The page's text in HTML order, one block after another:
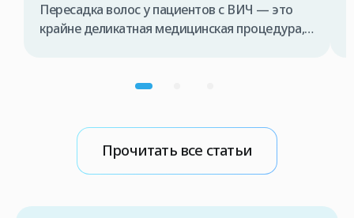
Пересадка волос у пациентов с ВИЧ — это
крайне деликатная медицинская процедура,
и в строго контролируемых условиях. В
вируса во время операции. Поэтому, если вы
рассматриваете возможность пересадки
волос методом FUE в Турции, в первую
очередь необходимо проконсультироваться
Прочитать все статьи